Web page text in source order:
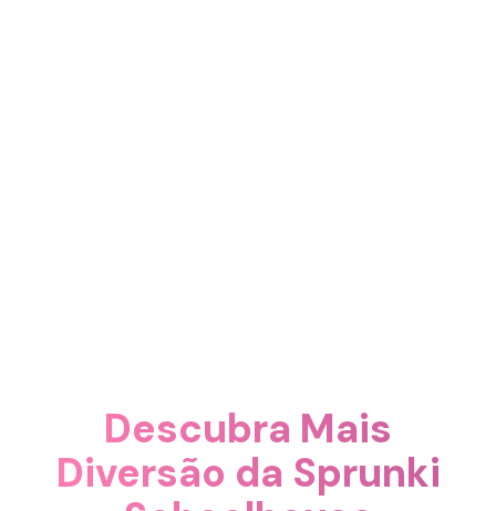
Descubra Mais
Diversão da Sprunki